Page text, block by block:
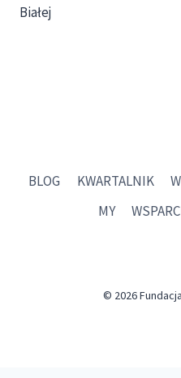
Białej
BLOG KWARTALNIK
MY
© 2026